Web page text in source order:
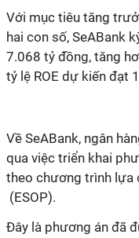
Với mục tiêu tăng
hai con số, SeABank
7.068 tỷ đồng, tăng
tỷ lệ ROE dự kiến đạt
Về SeABank, ngân
qua việc triển khai
theo chương trình lựa
(ESOP).
Đây là phương án đã